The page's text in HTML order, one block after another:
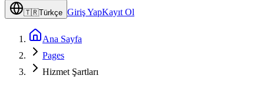
🇹🇷Türkçe Giriş YapKayıt Ol
Ana Sayfa
Pages
Hizmet Şartları